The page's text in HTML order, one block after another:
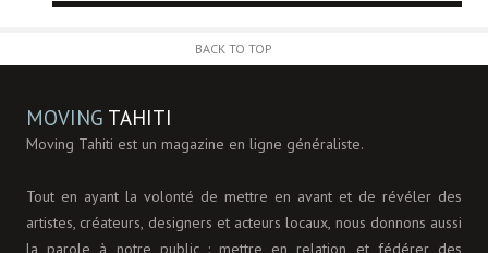
BACK TO TOP
MOVING TAHITI
Moving Tahiti est un magazine en ligne généraliste.
Tout en ayant la volonté de mettre en avant et de révéler des
artistes, créateurs, designers et acteurs locaux, nous donnons aussi
la parole à notre public : mettre en relation et fédérer des